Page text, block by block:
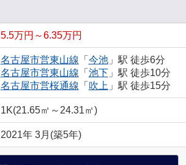
5.5万円～6.35万円
名古屋市営東山線 「 今池」駅 徒歩6分
名古屋市営東山線 「 池下」駅 徒歩10分
名古屋市営桜通線 「 吹上 」駅 徒歩15分
1K(21.65㎡～24.31㎡)
2021年 3月(築5年)